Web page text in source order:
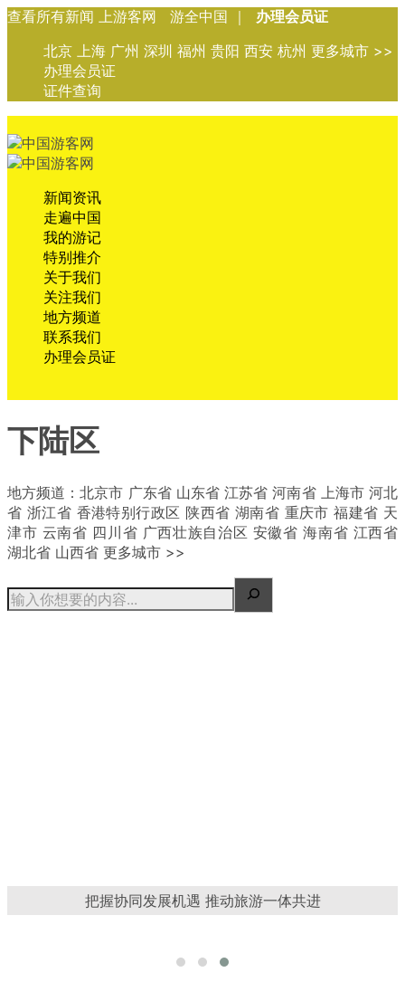
查看所有新闻 上游客网 游全中国 ｜
办理会员证
北京 上海 广州 深圳 福州 贵阳 西安 杭州 更多城市 >>
办理会员证
证件查询
新闻资讯
走遍中国
我的游记
特别推介
关于我们
关注我们
地方频道
联系我们
办理会员证
下陆区
地方频道：北京市 广东省 山东省 江苏省 河南省 上海市 河北
省 浙江省 香港特别行政区 陕西省 湖南省 重庆市 福建省 天
津市 云南省 四川省 广西壮族自治区 安徽省 海南省 江西省
湖北省 山西省 更多城市 >>
打造“湖北品牌”，畅游“荆楚山水”，中国旅游日湖北分会场活